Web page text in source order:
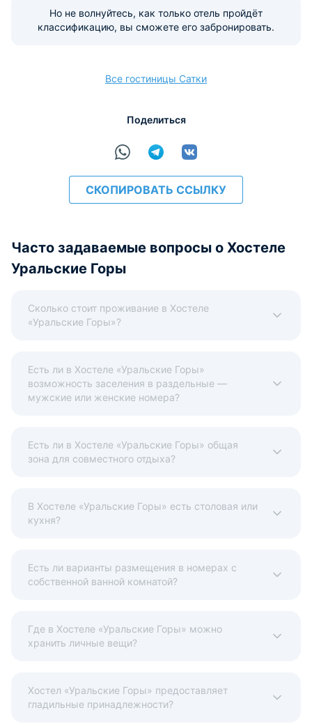
Условия и правила проживания:
Варианты оплаты, доступные на ресепшене:
МИР
Но не волнуйтесь, как только отель пройдёт
классификацию, вы сможете его забронировать.
Все гостиницы Сатки
Поделиться
СКОПИРОВАТЬ ССЫЛКУ
Часто задаваемые вопросы о Хостеле
Уральские Горы
Сколько стоит проживание в Хостеле
«Уральские Горы»?
Есть ли в Хостеле «Уральские Горы»
возможность заселения в раздельные —
мужские или женские номера?
Есть ли в Хостеле «Уральские Горы» общая
зона для совместного отдыха?
В Хостеле «Уральские Горы» есть столовая или
кухня?
Есть ли варианты размещения в номерах с
собственной ванной комнатой?
Где в Хостеле «Уральские Горы» можно
хранить личные вещи?
Хостел «Уральские Горы» предоставляет
гладильные принадлежности?